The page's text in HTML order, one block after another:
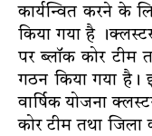
कार्यन्वित करने के
किया गया है
पर ब्लॉक कोर टीम
गठन किया गया है।
वार्षिक योजना
कोर टीम तथा